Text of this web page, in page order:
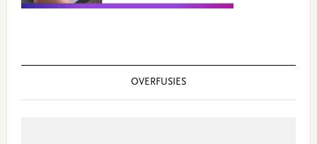
OVERFUSIES